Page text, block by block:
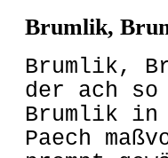
Brumlik,
Brumlik,
der ach so
Brumlik in
Paech